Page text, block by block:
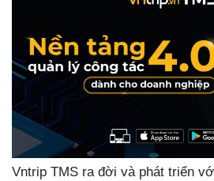
Vntrip TMS ra đời và phát triển